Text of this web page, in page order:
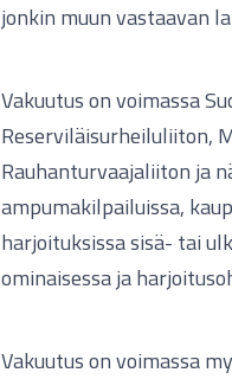
jonkin muun vastaavan
Vakuutus on voimassa
Reserviläisurheiluliiton,
Rauhanturvaajaliiton ja
ampumakilpailuissa,
harjoituksissa sisä- tai
ominaisessa ja
Vakuutus on voimassa